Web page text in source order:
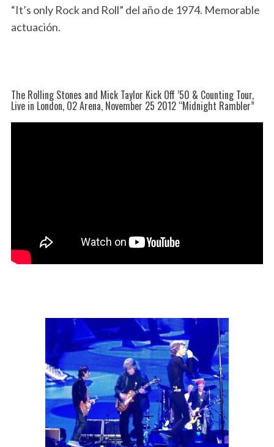
“It’s only Rock and Roll” del año de 1974. Memorable
actuación.
The Rolling Stones and Mick Taylor Kick Off ’50 & Counting Tour,
Live in London, O2 Arena, November 25 2012 “Midnight Rambler”